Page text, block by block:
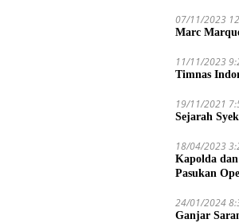
07/11/2023
Marc
11/11/2023
Timnas
19/11/2021
Sejarah
18/04/2023
Kapolda
Pasukan
24/01/2024
Ganjar